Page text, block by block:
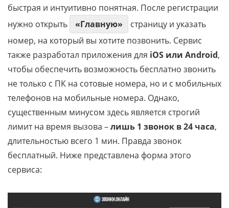
быстрая и интуитивно понятная. После регистрации
нужно открыть
«Главную»
страницу и указать
номер, на который вы хотите позвонить. Сервис
также разработал приложения для iOS или Android,
чтобы обеспечить возможность бесплатно звонить
не только с ПК на сотовые номера, но и с мобильных
телефонов на мобильные номера. Однако,
существенным минусом здесь является строгий
лимит на время вызова –лишь 1 звонок в 24 часа,
длительностью всего 1 мин. Правда звонок
бесплатный. Ниже представлена форма этого
сервиса: